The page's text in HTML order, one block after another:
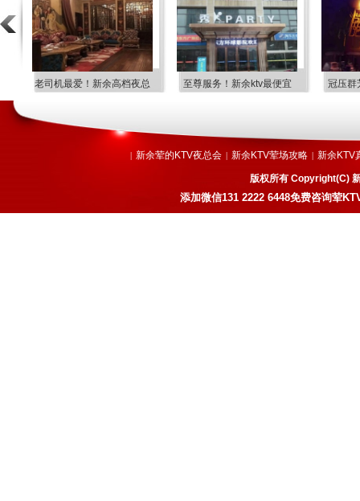
老司机最爱！新余高档夜总 至尊服务！新余ktv最便宜 冠压群
| 新余荤的KTV夜总会 | 新余KTV荤场攻略 | 新余KTV
版权所有 Copyright(C)
添加微信131 2222 6448免费咨询荤